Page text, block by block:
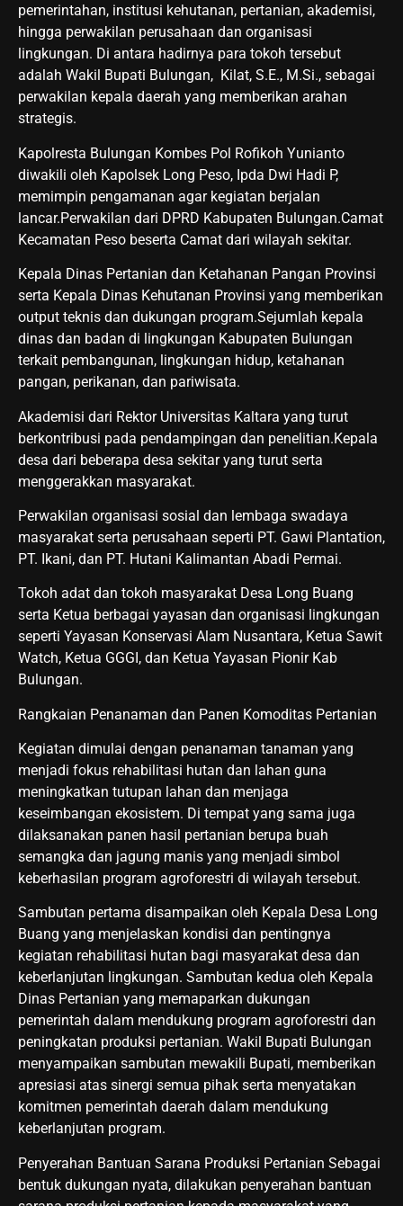
pemerintahan, institusi kehutanan, pertanian, akademisi,
hingga perwakilan perusahaan dan organisasi
lingkungan. Di antara hadirnya para tokoh tersebut
adalah Wakil Bupati Bulungan, Kilat, S.E., M.Si., sebagai
perwakilan kepala daerah yang memberikan arahan
strategis.
Kapolresta Bulungan Kombes Pol Rofikoh Yunianto
diwakili oleh Kapolsek Long Peso, Ipda Dwi Hadi P,
memimpin pengamanan agar kegiatan berjalan
lancar.Perwakilan dari DPRD Kabupaten Bulungan.Camat
Kecamatan Peso beserta Camat dari wilayah sekitar.
Kepala Dinas Pertanian dan Ketahanan Pangan Provinsi
serta Kepala Dinas Kehutanan Provinsi yang memberikan
output teknis dan dukungan program.Sejumlah kepala
dinas dan badan di lingkungan Kabupaten Bulungan
terkait pembangunan, lingkungan hidup, ketahanan
pangan, perikanan, dan pariwisata.
Akademisi dari Rektor Universitas Kaltara yang turut
berkontribusi pada pendampingan dan penelitian.Kepala
desa dari beberapa desa sekitar yang turut serta
menggerakkan masyarakat.
Perwakilan organisasi sosial dan lembaga swadaya
masyarakat serta perusahaan seperti PT. Gawi Plantation,
PT. Ikani, dan PT. Hutani Kalimantan Abadi Permai.
Tokoh adat dan tokoh masyarakat Desa Long Buang
serta Ketua berbagai yayasan dan organisasi lingkungan
seperti Yayasan Konservasi Alam Nusantara, Ketua Sawit
Watch, Ketua GGGI, dan Ketua Yayasan Pionir Kab
Bulungan.
Rangkaian Penanaman dan Panen Komoditas Pertanian
Kegiatan dimulai dengan penanaman tanaman yang
menjadi fokus rehabilitasi hutan dan lahan guna
meningkatkan tutupan lahan dan menjaga
keseimbangan ekosistem. Di tempat yang sama juga
dilaksanakan panen hasil pertanian berupa buah
semangka dan jagung manis yang menjadi simbol
keberhasilan program agroforestri di wilayah tersebut.
Sambutan pertama disampaikan oleh Kepala Desa Long
Buang yang menjelaskan kondisi dan pentingnya
kegiatan rehabilitasi hutan bagi masyarakat desa dan
keberlanjutan lingkungan. Sambutan kedua oleh Kepala
Dinas Pertanian yang memaparkan dukungan
pemerintah dalam mendukung program agroforestri dan
peningkatan produksi pertanian. Wakil Bupati Bulungan
menyampaikan sambutan mewakili Bupati, memberikan
apresiasi atas sinergi semua pihak serta menyatakan
komitmen pemerintah daerah dalam mendukung
keberlanjutan program.
Penyerahan Bantuan Sarana Produksi Pertanian Sebagai
bentuk dukungan nyata, dilakukan penyerahan bantuan